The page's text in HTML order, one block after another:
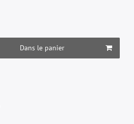
Dans le panier